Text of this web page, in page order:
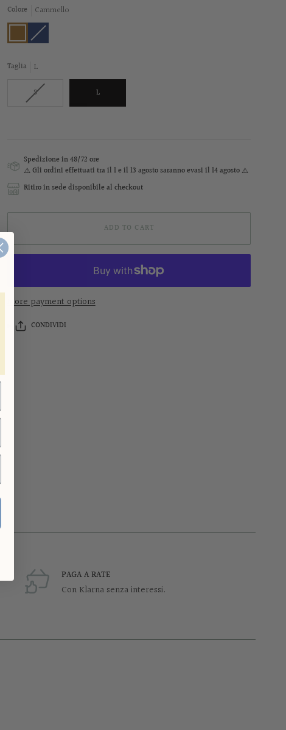
Colore Cammello
Cammello
Petrolio
Variant
sold
out
Taglia L
SVariant
L
Spedizione in 48/72 ore
⚠️ Gli ordini effettuati tra il 1 e il 13 agostosaranno evasi il 14 agosto ⚠️
Ritiro in sede disponibile al checkout
ADD TO CART
More payment options
CONDIVIDI
PAGA A RATE
Con Klarna senza interessi.